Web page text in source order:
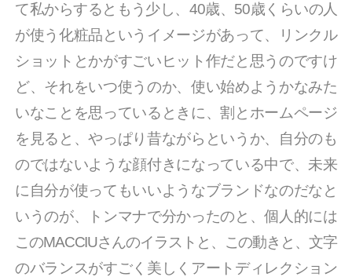
て私からするともう少し、40歳、50歳くらいの人
が使う化粧品というイメージがあって、リンクル
ショットとかがすごいヒット作だと思うのですけ
ど、それをいつ使うのか、使い始めようかなみた
いなことを思っているときに、割とホームページ
を見ると、やっぱり昔ながらというか、自分のも
のではないような顔付きになっている中で、未来
に自分が使ってもいいようなブランドなのだなと
いうのが、トンマナで分かったのと、個人的には
このMACCIUさんのイラストと、この動きと、文字
のバランスがすごく美しくアートディレクション